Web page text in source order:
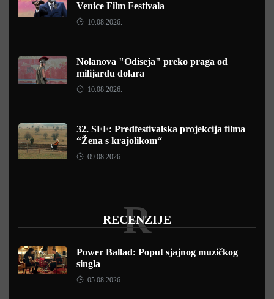
Venice Film Festivala
10.08.2026.
Nolanova "Odiseja" preko praga od
milijardu dolara
10.08.2026.
32. SFF: Predfestivalska projekcija filma
“Žena s krajolikom“
09.08.2026.
RECENZIJE
R
Power Ballad: Poput sjajnog muzičkog
singla
05.08.2026.